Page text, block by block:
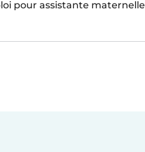
pour assistante maternelle